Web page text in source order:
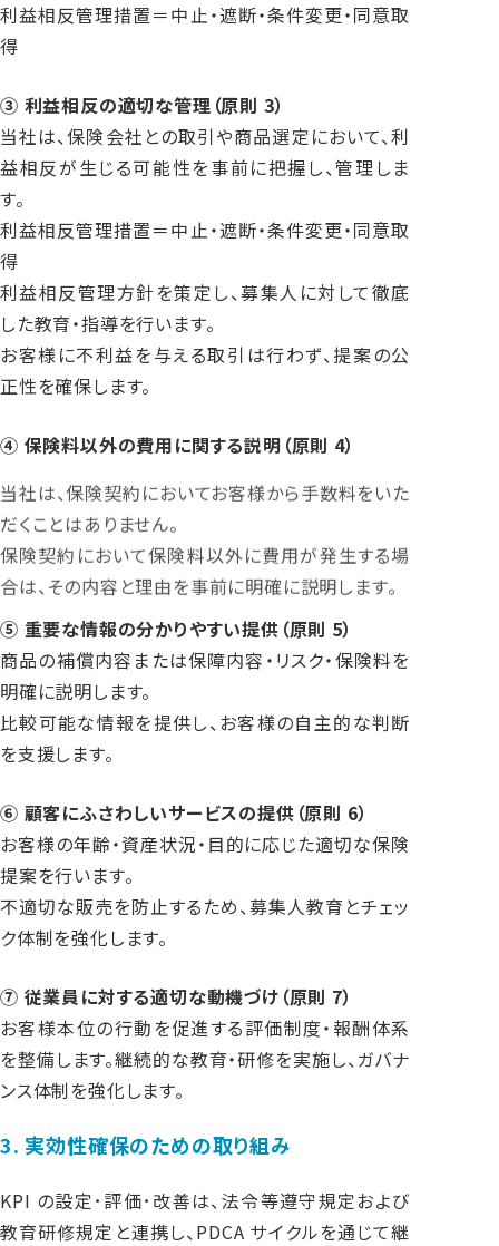
お客様本位の業務運営（保険事業）
いすゞビルドライフ株式会社
■ 本社
2-5
利益相反管理措置＝中止・遮断・条件変更・同意取
得
③ 利益相反の適切な管理（原則 3）
当社は、保険会社との取引や商品選定において、利
益相反が生じる可能性を事前に把握し、管理しま
す。
利益相反管理措置＝中止・遮断・条件変更・同意取
得
利益相反管理方針を策定し、募集人に対して徹底
した教育・指導を行います。
お客様に不利益を与える取引は行わず、提案の公
正性を確保します。
④ 保険料以外の費用に関する説明（原則 4）
だくことはありません。
保険契約において保険料以外に費用が発生する場
合は、その内容と理由を事前に明確に説明します。
⑤ 重要な情報の分かりやすい提供（原則 5）
商品の補償内容または保障内容・リスク・保険料を
明確に説明します。
比較可能な情報を提供し、お客様の自主的な判断
を支援します。
⑥ 顧客にふさわしいサービスの提供（原則 6）
お客様の年齢・資産状況・目的に応じた適切な保険
提案を行います。
不適切な販売を防止するため、募集人教育とチェッ
ク体制を強化します。
⑦ 従業員に対する適切な動機づけ（原則 7）
お客様本位の行動を促進する評価制度・報酬体系
を整備します。継続的な教育・研修を実施し、ガバナ
ンス体制を強化します。
3. 実効性確保のための取り組み
KPI の設定･評価･改善は、法令等遵守規定および
教育研修規定と連携し、PDCA サイクルを通じて継